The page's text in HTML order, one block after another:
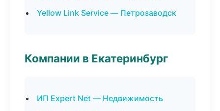
Yellow Link Service — Петрозаводск
Компании в Екатеринбург
ИП Expert Net — Недвижимость